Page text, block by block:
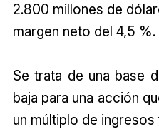
2.800 millones de
margen neto del 4,5 %.
Se trata de una base
baja para una acción
un múltiplo de